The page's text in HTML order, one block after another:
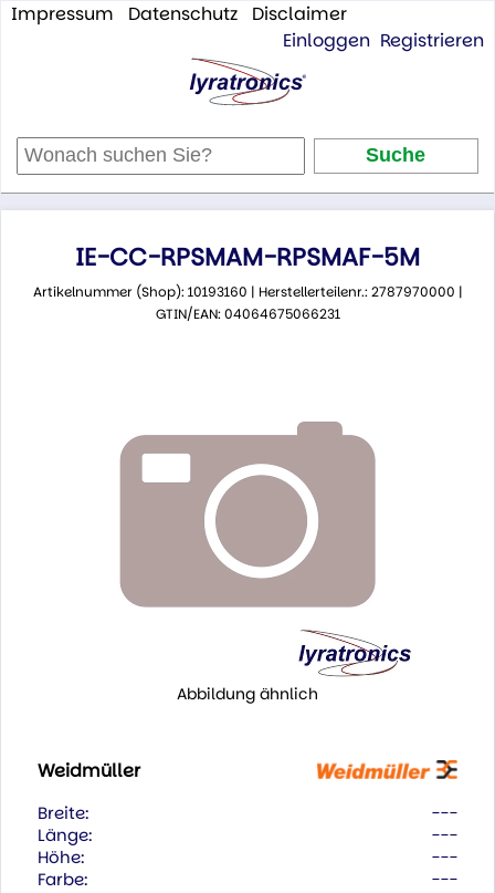
Impressum Datenschutz
Disclaimer
Einloggen Registrieren
IE-CC-RPSMAM-RPSMAF-5M
Artikelnummer (Shop): 10193160 | Herstellerteilenr.: 2787970000 |
GTIN/EAN: 04064675066231
Abbildung ähnlich
Weidmüller
Breite:
---
Länge:
---
Höhe:
---
Farbe:
---